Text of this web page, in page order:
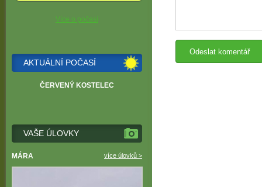
Více o počasí
AKTUÁLNÍ POČASÍ
ČERVENÝ KOSTELEC
VAŠE ÚLOVKY
MÁRA více úlovků >